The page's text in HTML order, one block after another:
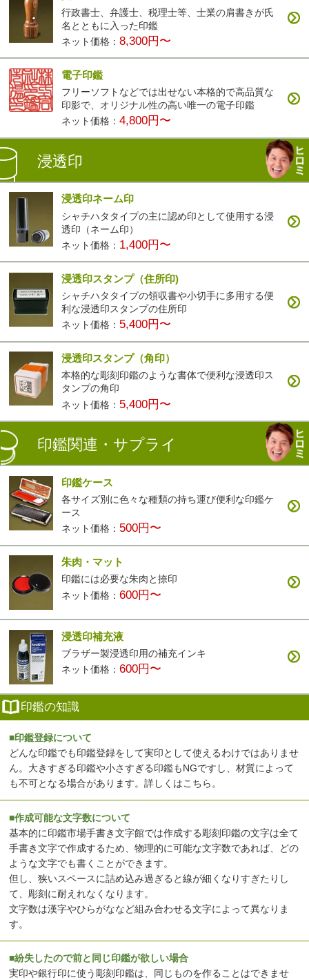
行政書士、弁護士、税理士等、士業の肩書きが氏
名とともに入った印鑑
ネット価格：8,300円〜
電子印鑑
フリーソフトなどでは出せない本格的で高品質な
印影で、オリジナル性の高い唯一の電子印鑑
ネット価格：4,800円〜
浸透印
浸透印ネーム印
シャチハタタイプの主に認め印として使用する浸
透印（ネーム印）
ネット価格： 1,400円〜
浸透印スタンプ（住所印)
シャチハタタイプの領収書や小切手に多用する便
利な浸透印スタンプの住所印
ネット価格： 5,400円〜
浸透印スタンプ（角印）
本格的な彫刻印鑑のような書体で便利な浸透印ス
タンプの角印
ネット価格： 5,400円〜
印鑑関連・サプライ
印鑑ケース
各サイズ別に色々な種類の持ち運び便利な印鑑ケ
ース
ネット価格： 500円〜
朱肉・マット
印鑑には必要な朱肉と捺印
ネット価格：600円〜
浸透印補充液
ブラザー製浸透印用の補充インキ
ネット価格：600円〜
印鑑の知識
■印鑑登録について
どんな印鑑でも印鑑登録をして実印として使えるわけではありませ
ん。大きすぎる印鑑や小さすぎる印鑑もNGですし、材質によって
も不可となる場合があります。詳しくはこちら 。
■作成可能な文字数について
基本的に印鑑市場手書き文字館では作成する彫刻印鑑の文字は全て
手書き文字で作成するため、物理的に可能な文字数であれば、どの
ような文字でも書くことができます。
但し、狭いスペースに詰め込み過ぎると線が細くなりすぎたりし
て、彫刻に耐えれなくなります。
文字数は漢字やひらがななど組み合わせる文字によって異なりま
す。
■紛失したので前と同じ印鑑が欲しい場合
実印や銀行印に使う彫刻印鑑は、同じものを作ることはできませ